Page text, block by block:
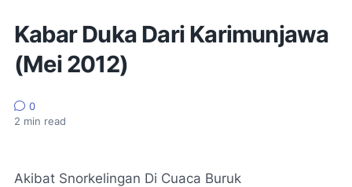
Kabar Duka Dari Karimunjawa
(Mei 2012)
0
2 min read
Akibat Snorkelingan Di Cuaca Buruk